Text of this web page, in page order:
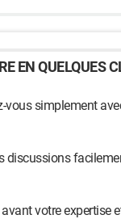
EN QUELQUES
vous simplement
discussions
votre expertise